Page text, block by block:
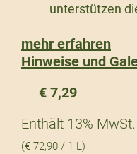
unterstützen
mehr erfahren
Hinweise und
€ 7,29
Enthält 13% MwSt.
(€ 72,90 / 1 L)